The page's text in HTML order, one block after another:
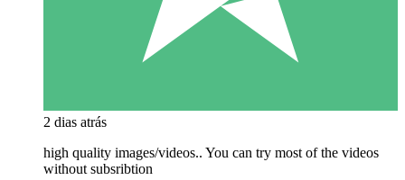
2 dias atrás
high quality images/videos.. You can try most of the videos
without subsribtion